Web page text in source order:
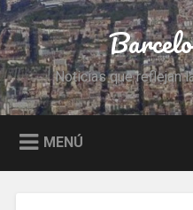
Saltar
al
contenido
Buscar
Noticias que reflejan
MENÚ